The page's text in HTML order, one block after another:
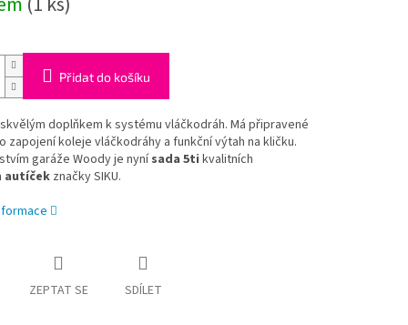
Přidat do košíku
doplňkem k systému vláčkodráh. Má připravené
zapojení koleje vláčkodráhy a funkční výtah na kličku.
garáže Woody je nynísada 5ti kvalitních
autíčekznačky SIKU.
ZEPTAT SE SDÍLET